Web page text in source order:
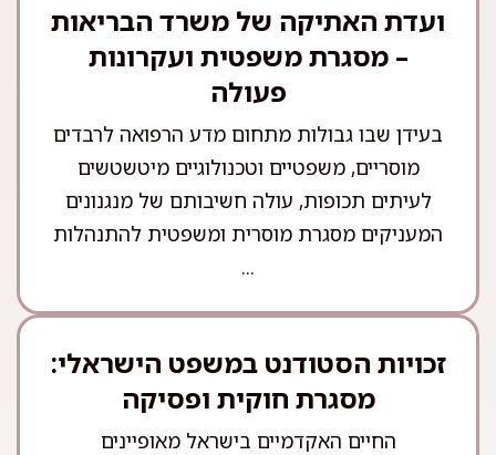
ועדת האתיקה של משרד הבריאות
– מסגרת משפטית ועקרונות
פעולה
בעידן שבו גבולות מתחום מדע הרפואה לרבדים
מוסריים, משפטיים וטכנולוגיים מיטשטשים
לעיתים תכופות, עולה חשיבותם של מנגנונים
המעניקים מסגרת מוסרית ומשפטית להתנהלות
...
זכויות הסטודנט במשפט הישראלי:
מסגרת חוקית ופסיקה
החיים האקדמיים בישראל מאופיינים